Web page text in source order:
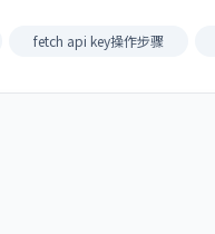
fetch api key操作步骤